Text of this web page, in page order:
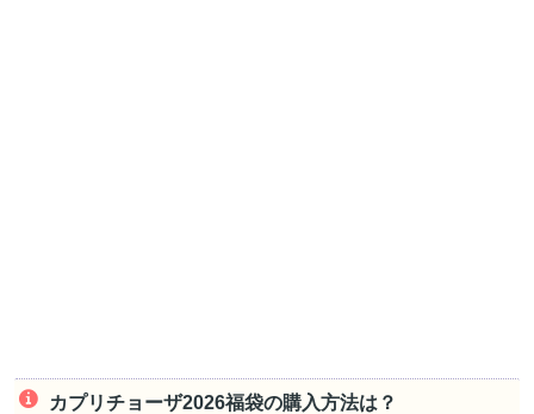
カプリチョーザ2026福袋の購入方法は？